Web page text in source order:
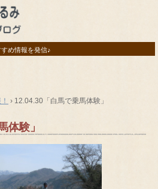
め情報を発信♪
› 12.04.30「白馬で乗馬体験」
体験」